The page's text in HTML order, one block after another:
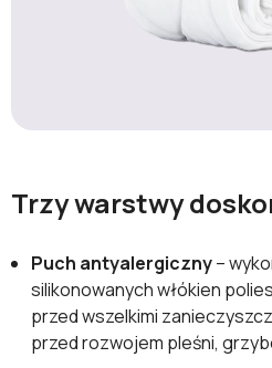
Trzy warstwy
Puch antyalergiczny–
silikonowanych włókien
przed wszelkimi
przed rozwojem pleśni,